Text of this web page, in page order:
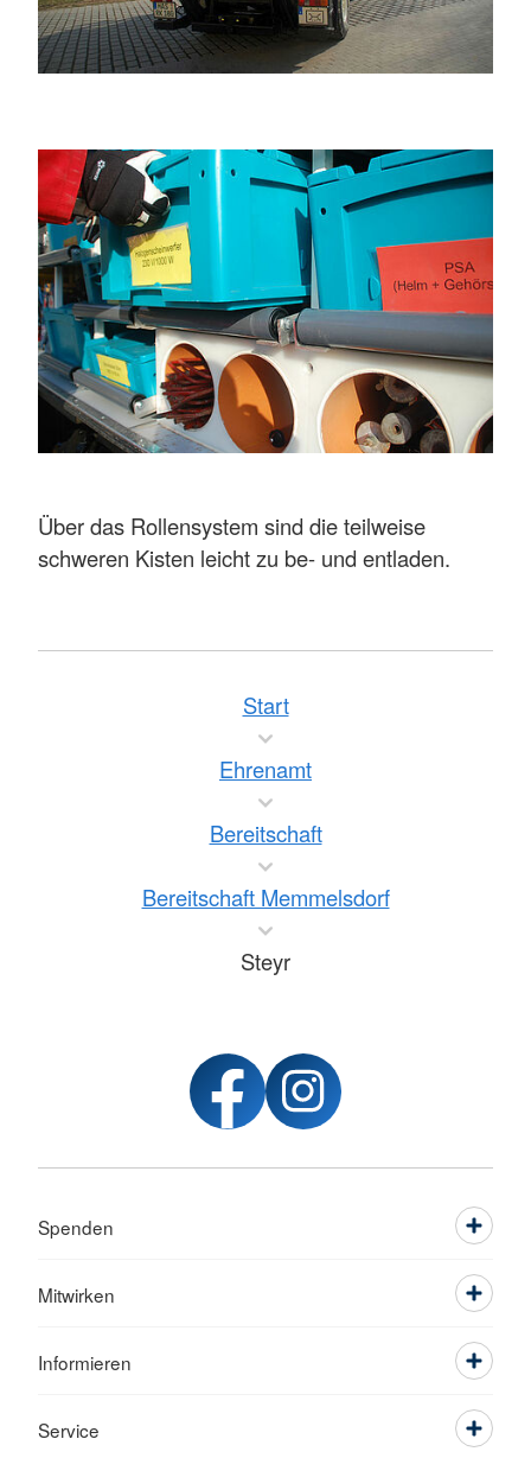
Über das Rollensystem sind die teilweise
schweren Kisten leicht zu be- und entladen.
Start
Ehrenamt
Bereitschaft
Bereitschaft Memmelsdorf
Steyr
Spenden
Mitwirken
Informieren
Service